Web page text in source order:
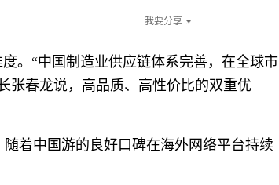
我要分享
。“中国制造业供应链体系完善，在全球市
张春龙说，高品质、高性价比的双重优
着中国游的良好口碑在海外网络平台持续